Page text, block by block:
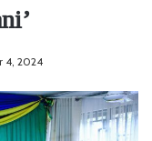
4, 2024